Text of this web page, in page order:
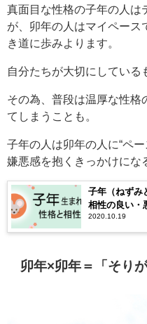
真面目な性格の子年の人は
が、卯年の人はマイペース
き道に歩みよります。
自分たちが大切にしている
その為、普段は温厚な性格
てしまうことも。
子年の人は卯年の人に“ペ
嫌悪感を抱くきっかけにな
子年（ねずみ
相性の良い・
千手観音】
2020.10.19
卯年×卯年＝「そり